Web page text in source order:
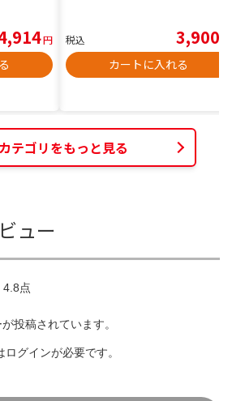
円 税込 3,900
カートに入れる
テゴリをもっと見る
ュー
4.8点
投稿されています。
ログインが必要です。